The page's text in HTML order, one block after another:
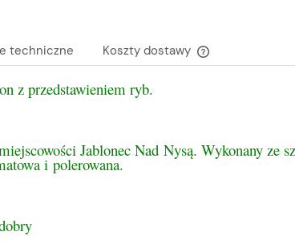
techniczne Koszty dostawy
z przedstawieniem ryb.
Jablonec Nad Nysą. Wykonany ze
i polerowana.